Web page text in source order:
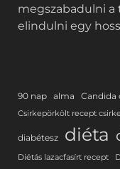
megszabadulni
elindulni egy
90 nap alma Candida
Csirkepörkölt recept
diabétesz diéta
Diétás lazacfasírt recept